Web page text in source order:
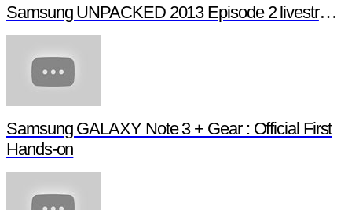
Samsung UNPACKED 2013 Episode 2 livestream (full length)
Samsung GALAXY Note 3 + Gear : Official First
Hands-on